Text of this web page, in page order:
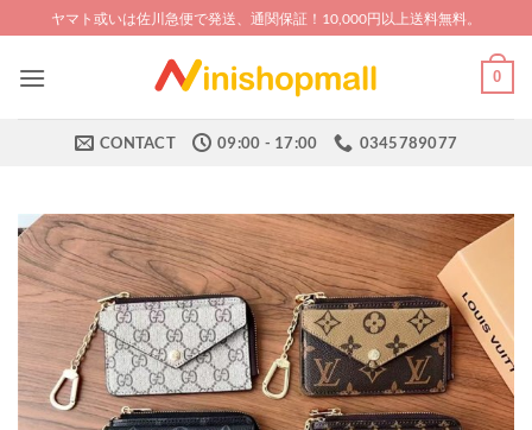
to
content
ヤマト或いは佐川急便で発送、通関保証！10,000円以上送料無料。
0
CONTACT 09:00 - 17:00 0345789077